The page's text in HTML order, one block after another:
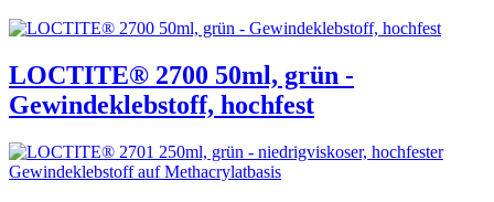
LOCTITE® 2700 50ml, grün -
Gewindeklebstoff, hochfest